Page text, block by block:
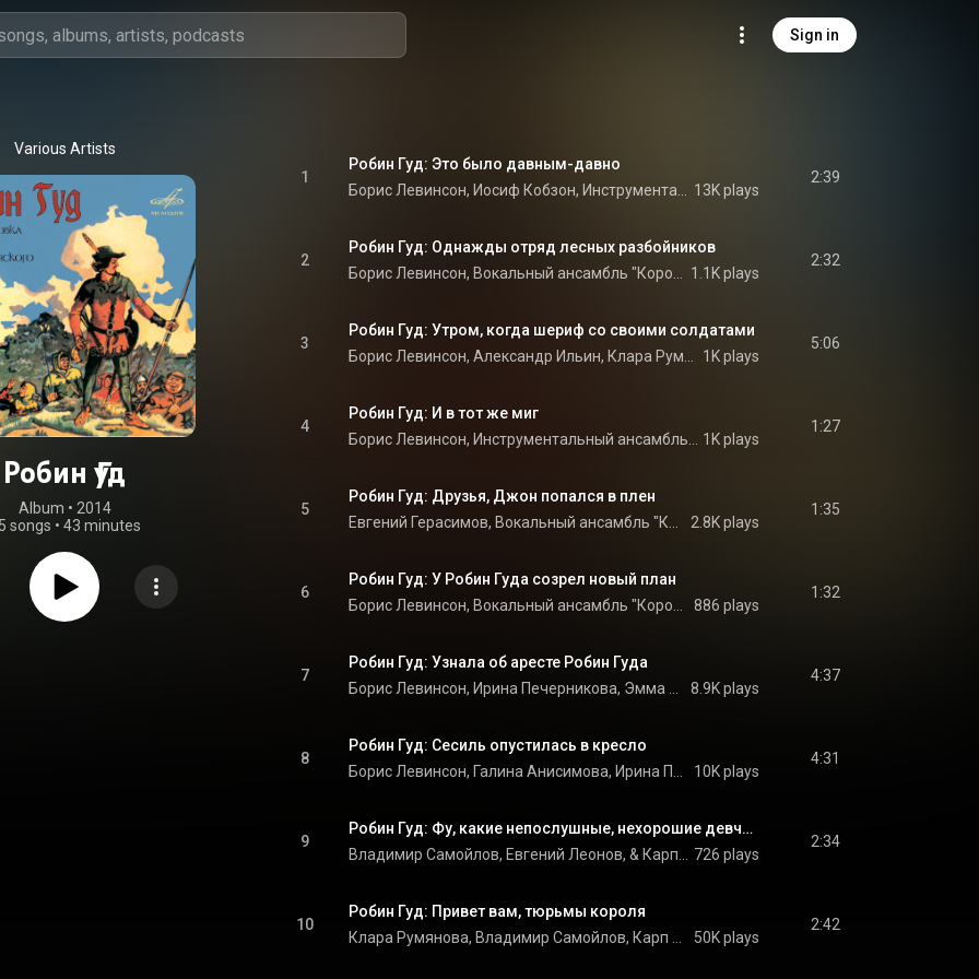
Sign in
Various Artists
Робин Гуд
Album • 2014
songs • 43 minutes
1
Робин Гуд: Это было давным-давно
13K plays
2:39
2
Робин Гуд: Однажды отряд лесных разбойников
1.1K plays
2:32
3
Робин Гуд: Утром, когда шериф со своими солдатами
1K plays
5:06
4
Робин Гуд: И в тот же миг
1K plays
1:27
5
Робин Гуд: Друзья, Джон попался в плен
2.8K plays
1:35
6
Робин Гуд: У Робин Гуда созрел новый план
886 plays
1:32
7
Робин Гуд: Узнала об аресте Робин Гуда
8.9K plays
4:37
8
Робин Гуд: Сесиль опустилась в кресло
10K plays
4:31
9
Робин Гуд: Фу, какие непослушные, нехорошие девчонки
726 plays
2:34
10
Робин Гуд: Привет вам, тюрьмы короля
50K plays
2:42